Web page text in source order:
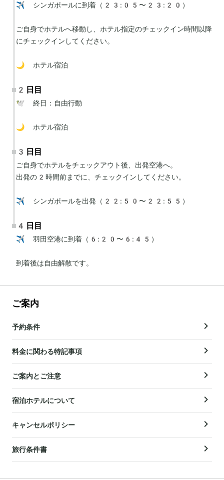
✈️ シンガポールに到着（23:05〜23:20）
ご自身でホテルへ移動し、ホテル指定のチェックイン時間以降
にチェックインしてください。
🌙 ホテル宿泊
2日目
🕊 終日：自由行動
🌙 ホテル宿泊
3日目
ご自身でホテルをチェックアウト後、出発空港へ。
出発の2時間前までに、チェックインしてください。
✈️ シンガポールを出発（22:50〜22:55）
4日目
✈️ 羽田空港に到着（6:20〜6:45）
到着後は自由解散です。
ご案内
予約条件
料金に関わる特記事項
ご案内とご注意
宿泊ホテルについて
キャンセルポリシー
旅行条件書